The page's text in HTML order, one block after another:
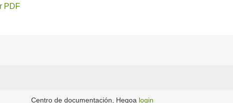
PDF
Centro de documentación, Hegoa login